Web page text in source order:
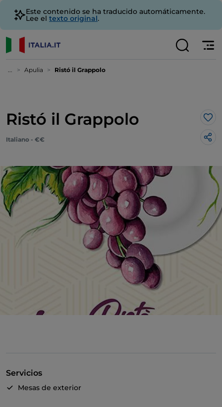
Este contenido se ha traducido automáticamente.
Lee el texto original.
... Apulia Ristó il Grappolo
Ristó il Grappolo Me
Italiano - €€
Servicios
Mesas de exterior